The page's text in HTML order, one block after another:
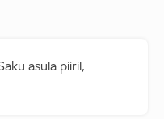
asula piiril,